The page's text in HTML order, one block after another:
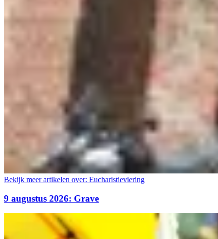
Bekijk meer artikelen over: Eucharistieviering
9 augustus 2026: Grave